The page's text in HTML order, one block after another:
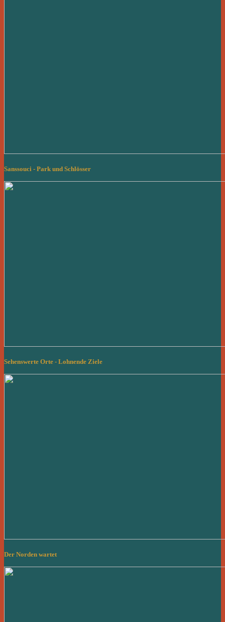
Sanssouci - Park und Schlösser
Sehenswerte Orte - Lohnende Ziele
Der Norden wartet